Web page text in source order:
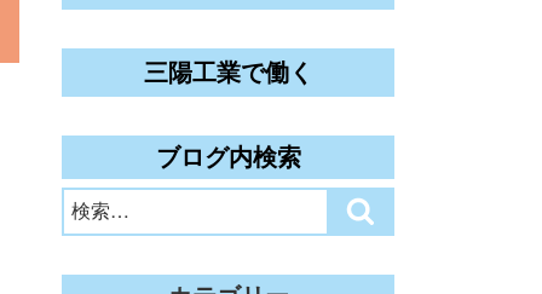
三陽工業で働く
ブログ内検索
検
索:
索